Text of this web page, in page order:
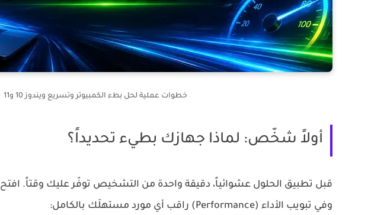
خطوات عملية لحل بطء الكمبيوتر وتسريع ويندوز 10 و11
أولاً شخّص: لماذا جهازك بطيء تحديداً؟
قبل تطبيق الحلول عشوائياً، دقيقة واحدة من التشخيص توفّر عليك وقتاً. افتح
وفي تبويب الأداء (Performance) راقب أي مورد مستهلَك بالكامل: